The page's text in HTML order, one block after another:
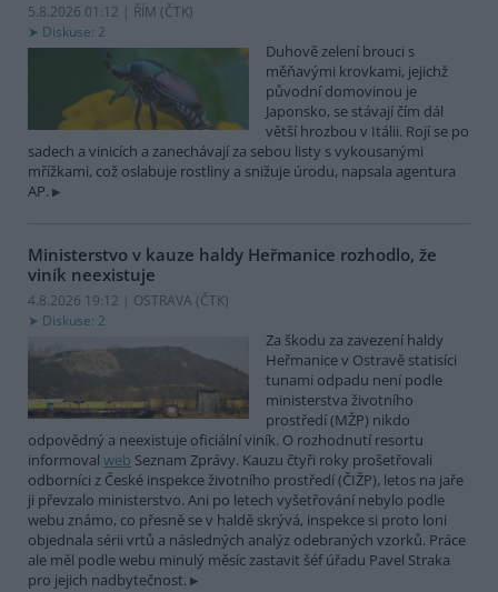
5.8.2026 01:12 | ŘÍM (ČTK)
Diskuse: 2
Duhově zelení brouci s
měňavými krovkami, jejichž
původní domovinou je
Japonsko, se stávají čím dál
větší hrozbou v Itálii. Rojí se po
sadech a vinicích a zanechávají za sebou listy s vykousanými
mřížkami, což oslabuje rostliny a snižuje úrodu, napsala agentura
AP.
Ministerstvo v kauze haldy Heřmanice rozhodlo, že
viník neexistuje
4.8.2026 19:12 | OSTRAVA (ČTK)
Diskuse: 2
Za škodu za zavezení haldy
Heřmanice v Ostravě statisíci
tunami odpadu není podle
ministerstva životního
prostředí (MŽP) nikdo
odpovědný a neexistuje oficiální viník. O rozhodnutí resortu
informoval web Seznam Zprávy. Kauzu čtyři roky prošetřovali
odborníci z České inspekce životního prostředí (ČIŽP), letos na jaře
ji převzalo ministerstvo. Ani po letech vyšetřování nebylo podle
webu známo, co přesně se v haldě skrývá, inspekce si proto loni
objednala sérii vrtů a následných analýz odebraných vzorků. Práce
ale měl podle webu minulý měsíc zastavit šéf úřadu Pavel Straka
pro jejich nadbytečnost.